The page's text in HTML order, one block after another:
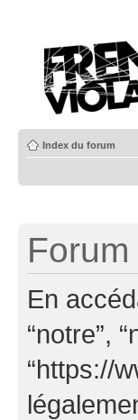
Index du forum
En
“notre”,
“https://